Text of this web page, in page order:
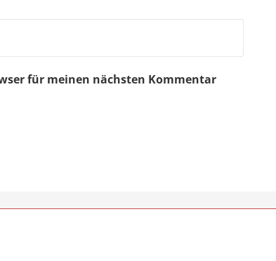
für meinen nächsten Kommentar